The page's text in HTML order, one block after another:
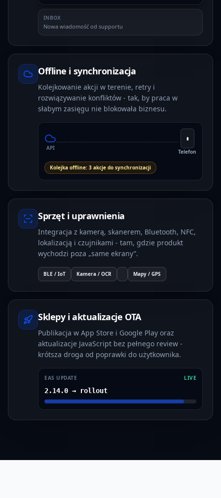
INBOX
Nowa wiadomość od supportu
Offline i synchronizacja
Kolejkowanie akcji w terenie, retry i
rozwiązywanie konfliktów - tak, by praca w
słabym zasięgu nie blokowała biznesu.
API
▮
Telefon
Kolejka offline: 3 akcje do synchronizacji
Sprzęt i uprawnienia
Integracja z kamerą, skanerem, Bluetooth, NFC,
lokalizacją i czujnikami - tam, gdzie produkt
wychodzi poza „same ekrany”.
BLE / IoT Kamera / OCR Mapy / GPS
Sklepy i aktualizacje OTA
Publikacja w App Store i Google Play oraz
aktualizacje JavaScript bez pełnego review -
krótsza droga od poprawki do użytkownika.
EAS UPDATE LIVE
2.14.0 → rollout